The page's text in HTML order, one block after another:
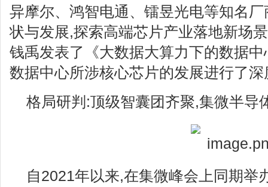
异摩尔、鸿智电通、镭昱光电等知名
状与发展,探索高端芯片产业落地新场
钱禹发表了《大数据大算力下的数据
数据中心所涉核心芯片的发展进行了深
格局研判:顶级智囊团齐聚,集微半导
自2021年以来,在集微峰会上同期举